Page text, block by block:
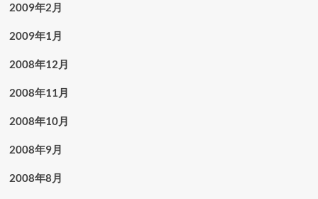
2009年2月
2009年1月
2008年12月
2008年11月
2008年10月
2008年9月
2008年8月